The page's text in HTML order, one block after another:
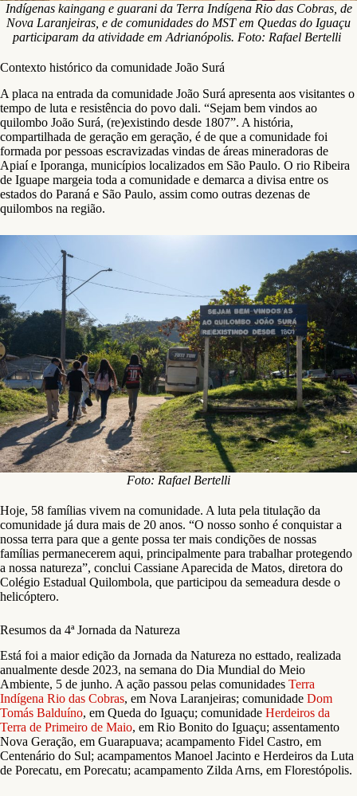
Indígenas kaingang e guarani da Terra Indígena Rio das Cobras, de
Nova Laranjeiras, e de comunidades do MST em Quedas do Iguaçu
participaram da atividade em Adrianópolis. Foto: Rafael Bertelli
Contexto histórico da comunidade João Surá
A placa na entrada da comunidade João Surá apresenta aos visitantes o
tempo de luta e resistência do povo dali. “Sejam bem vindos ao
quilombo João Surá, (re)existindo desde 1807”. A história,
compartilhada de geração em geração, é de que a comunidade foi
formada por pessoas escravizadas vindas de áreas mineradoras de
Apiaí e Iporanga, municípios localizados em São Paulo. O rio Ribeira
de Iguape margeia toda a comunidade e demarca a divisa entre os
estados do Paraná e São Paulo, assim como outras dezenas de
quilombos na região.
Foto: Rafael Bertelli
Hoje, 58 famílias vivem na comunidade. A luta pela titulação da
comunidade já dura mais de 20 anos. “O nosso sonho é conquistar a
nossa terra para que a gente possa ter mais condições de nossas
famílias permanecerem aqui, principalmente para trabalhar protegendo
a nossa natureza”, conclui Cassiane Aparecida de Matos, diretora do
Colégio Estadual Quilombola, que participou da semeadura desde o
helicóptero.
Resumos da 4ª Jornada da Natureza
Está foi a maior edição da Jornada da Natureza no esttado, realizada
anualmente desde 2023, na semana do Dia Mundial do Meio
Ambiente, 5 de junho. A ação passou pelas comunidades Terra
Indígena Rio das Cobras, em Nova Laranjeiras; comunidade Dom
Tomás Balduíno, em Queda do Iguaçu; comunidade Herdeiros da
Terra de Primeiro de Maio, em Rio Bonito do Iguaçu; assentamento
Nova Geração, em Guarapuava; acampamento Fidel Castro, em
Centenário do Sul; acampamentos Manoel Jacinto e Herdeiros da Luta
de Porecatu, em Porecatu; acampamento Zilda Arns, em Florestópolis.